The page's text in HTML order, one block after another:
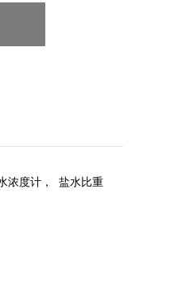
浓度计， 盐水比重